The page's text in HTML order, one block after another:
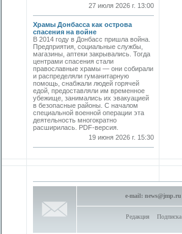
27 июля 2026 г. 13:00
Храмы Донбасса как острова
спасения на войне
В 2014 году в Донбасс пришла война.
Предприятия, социальные службы,
магазины, аптеки закрывались. Тогда
центрами спасения стали
православные храмы — они собирали
и распределяли гуманитарную
помощь, снабжали людей горячей
едой, предоставляли им временное
убежище, занимались их эвакуацией
в безопасные районы. С началом
специальной военной операции эта
деятельность многократно
расширилась. PDF-версия.
19 июня 2026 г. 15:30
e-mail: news@jmp.ru
Редакция Подписка